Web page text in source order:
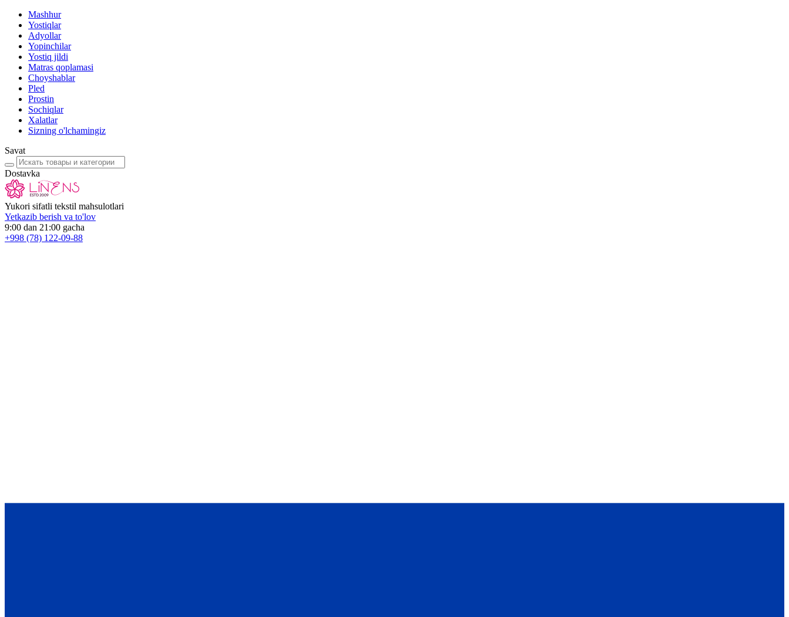
Mashhur
Yostiqlar
Adyollar
Yopinchilar
Yostiq jildi
Matras qoplamasi
Choyshablar
Pled
Prostin
Sochiqlar
Xalatlar
Sizning o'lchamingiz
Savat
Dostavka
Yukori sifatli tekstil mahsulotlari
Yetkazib berish va to'lov
9:00 dan 21:00 gacha
+998 (78) 122-09-88